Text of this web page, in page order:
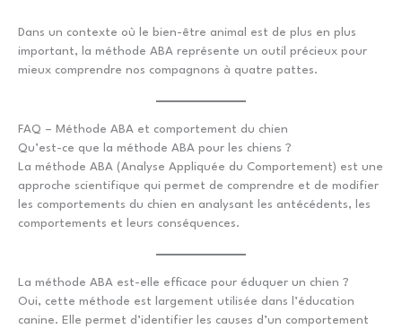
Dans un contexte où le bien-être animal est de plus en plus
important, la méthode ABA représente un outil précieux pour
mieux comprendre nos compagnons à quatre pattes.
FAQ – Méthode ABA et comportement du chien
Qu’est-ce que la méthode ABA pour les chiens ?
La méthode ABA (Analyse Appliquée du Comportement) est une
approche scientifique qui permet de comprendre et de modifier
les comportements du chien en analysant les antécédents, les
comportements et leurs conséquences.
La méthode ABA est-elle efficace pour éduquer un chien ?
Oui, cette méthode est largement utilisée dans l’éducation
canine. Elle permet d’identifier les causes d’un comportement